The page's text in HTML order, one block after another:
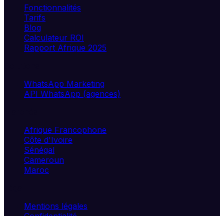
Fonctionnalités
Tarifs
Blog
Calculateur ROI
Rapport Afrique 2025
WhatsApp Marketing
API WhatsApp (agences)
Afrique Francophone
Côte d'Ivoire
Sénégal
Cameroun
Maroc
Mentions légales